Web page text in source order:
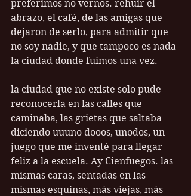
preferimos no vernos. rehuir el
abrazo, el café, de las amigas que
dejaron de serlo, para admitir que
no soy nadie, y que tampoco es nada
la ciudad donde fuimos una vez.
la ciudad que no existe solo pude
reconocerla en las calles que
caminaba, las grietas que saltaba
diciendo uuuno dooos, unodos, un
juego que me inventé para llegar
feliz a la escuela. Ay Cienfuegos. las
mismas caras, sentadas en las
mismas esquinas, más viejas, más